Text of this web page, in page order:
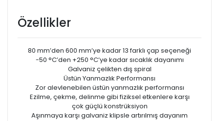
Özellikler
80 mm’den 600 mm’ye kadar 13 farklı çap seçeneği
-50 °C’den +250 °C’ye kadar sıcaklık dayanımı
Galvaniz çelikten dış spiral
Üstün Yanmazlık Performansı
Zor alevlenebilen üstün yanmazlık performansı
Ezilme, çekme, delinme gibi fiziksel etkenlere karşı
çok güçlü konstrüksiyon
Aşınmaya karşı galvaniz klipsle artırılmış dayanım